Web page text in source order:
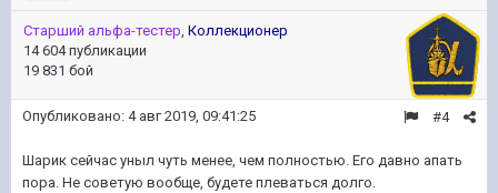
Старший альфа-тестер, Коллекционер
14 604 публикации
19 831 бой
#4
Опубликовано: 4 авг 2019, 09:41:25
Шарик сейчас уныл чуть менее, чем полностью. Его давно апать
пора. Не советую вообще, будете плеваться долго.